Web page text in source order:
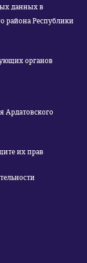
данных в
района Республики
органов
Ардатовского
их прав